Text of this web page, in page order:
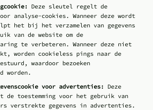
:
Deze sleutel regelt de
analyse-cookies. Wanneer deze wordt
het bij het verzamelen van gegevens
van de website om de
te verbeteren. Wanneer deze niet
worden cookieless pings naar de
waardoor bezoeken
worden.
voor advertenties:
Deze
toestemming voor het gebruik van
verstrekte gegevens in advertenties.